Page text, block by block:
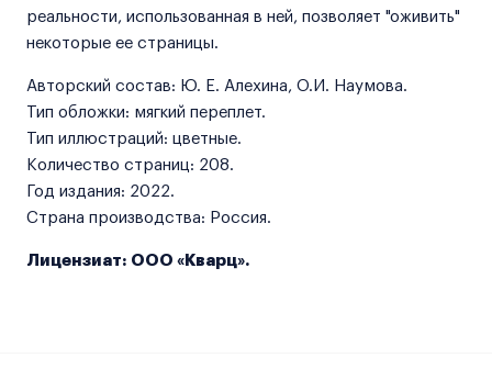
реальности, использованная в ней, позволяет "оживить"
некоторые ее страницы.
Авторский состав: Ю. Е. Алехина, О.И. Наумова.
Тип обложки: мягкий переплет.
Тип иллюстраций: цветные.
Количество страниц: 208.
Год издания: 2022.
Страна производства: Россия.
Лицензиат: ООО «Кварц».